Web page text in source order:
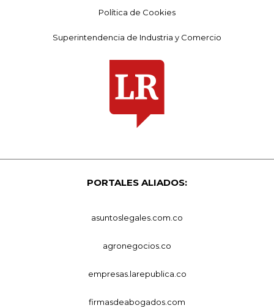
Política de Cookies
Superintendencia de Industria y Comercio
PORTALES ALIADOS:
asuntoslegales.com.co
agronegocios.co
empresas.larepublica.co
firmasdeabogados.com